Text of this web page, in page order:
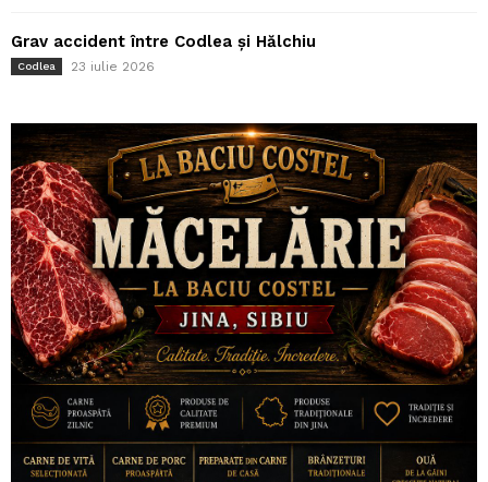
Grav accident între Codlea și Hălchiu
Codlea 23 iulie 2026